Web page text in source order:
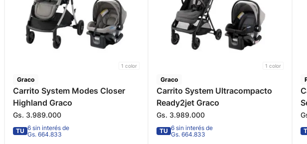
1 color
Graco
Carrito System Modes Closer
Highland Graco
Gs. 3.989.000
TU 6 sin interés de
Gs. 664.833
1 color
Graco
Carrito System Ultracompacto
Ready2jet Graco
Gs. 3.989.000
TU 6 sin interés de
Gs. 664.833